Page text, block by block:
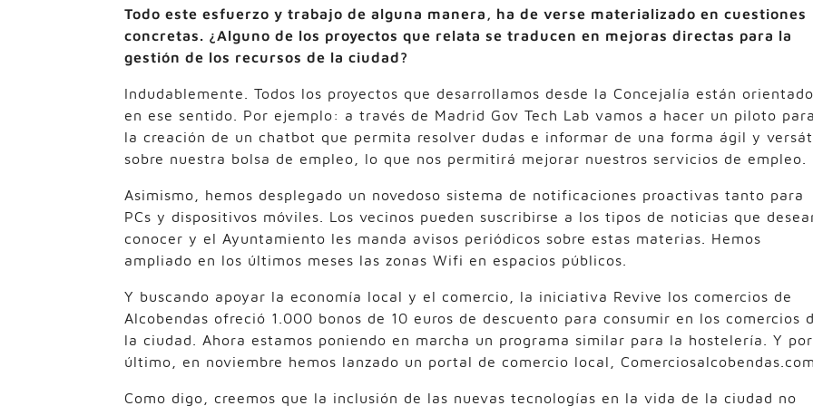
Todo este esfuerzo y trabajo de alguna manera, ha de verse materializado en cuestiones
concretas. ¿Alguno de los proyectos que relata se traducen en mejoras directas para la
gestión de los recursos de la ciudad?
Indudablemente. Todos los proyectos que desarrollamos desde la Concejalía están
en ese sentido. Por ejemplo: a través de Madrid Gov Tech Lab vamos a hacer un piloto para
la creación de un chatbot que permita resolver dudas e informar de una forma ágil y
sobre nuestra bolsa de empleo, lo que nos permitirá mejorar nuestros servicios de empleo.
Asimismo, hemos desplegado un novedoso sistema de notificaciones proactivas tanto para
PCs y dispositivos móviles. Los vecinos pueden suscribirse a los tipos de noticias que
conocer y el Ayuntamiento les manda avisos periódicos sobre estas materias. Hemos
ampliado en los últimos meses las zonas Wifi en espacios públicos.
Y buscando apoyar la economía local y el comercio, la iniciativa Revive los comercios de
Alcobendas ofreció 1.000 bonos de 10 euros de descuento para consumir en los comercios
la ciudad. Ahora estamos poniendo en marcha un programa similar para la hostelería. Y por
último, en noviembre hemos lanzado un portal de comercio local, Comerciosalcobendas.com.
Como digo, creemos que la inclusión de las nuevas tecnologías en la vida de la ciudad no